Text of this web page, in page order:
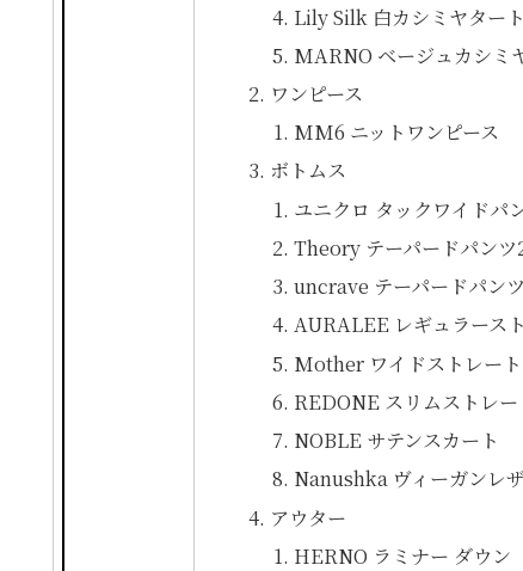
Lily Silk 白カシミヤター
MARNO ベージュカシミ
ワンピース
MM6 ニットワンピース
ボトムス
ユニクロ タックワイドパ
Theory テーパードパンツ
uncrave テーパードパンツ
AURALEE レギュラース
Mother ワイドストレー
REDONE スリムストレー
NOBLE サテンスカート
Nanushka ヴィーガンレ
アウター
HERNO ラミナー ダウン